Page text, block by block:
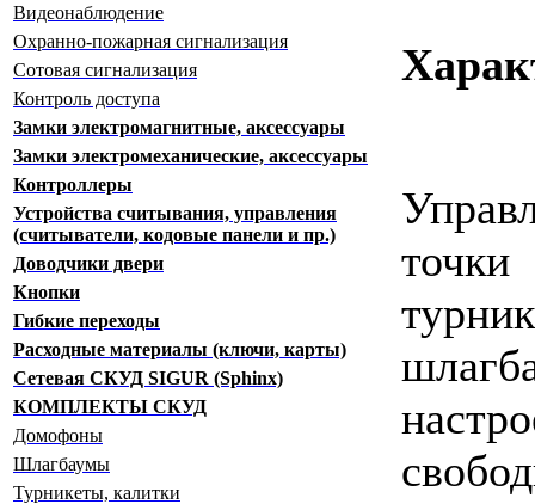
Видеонаблюдение
Охранно-пожарная сигнализация
Сотовая сигнализация
Контроль доступа
Замки электромагнитные, аксессуары
Замки электромеханические, аксессуары
Контроллеры
Устройства считывания, управления
(считыватели, кодовые панели и пр.)
Доводчики двери
Кнопки
Гибкие переходы
Расходные материалы (ключи, карты)
Сетевая СКУД SIGUR (Sphinx)
КОМПЛЕКТЫ СКУД
Домофоны
Шлагбаумы
Турникеты, калитки